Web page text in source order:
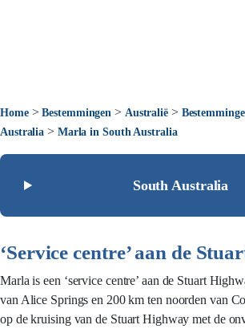
Home>Bestemmingen > Australië>
Australia > Marla in South Australia
South Australia
‘Service centre’ aan de
Marla is een ‘service centre’ aan de Stuart
van Alice Springs en 200 km ten noorden van
op de kruising van de Stuart Highway met de